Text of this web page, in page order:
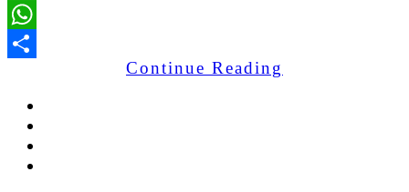
Share
Continue Reading